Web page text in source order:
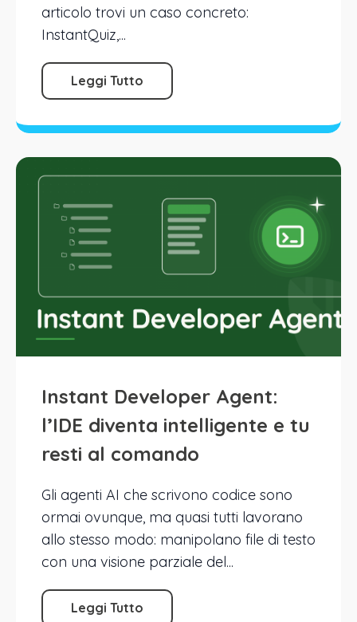
articolo trovi un caso concreto:
InstantQuiz,...
Leggi Tutto
Instant Developer Agent:
l’IDE diventa intelligente e tu
resti al comando
Gli agenti AI che scrivono codice sono
ormai ovunque, ma quasi tutti lavorano
allo stesso modo: manipolano file di testo
con una visione parziale del...
Leggi Tutto